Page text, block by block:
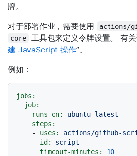
牌。
对于部署作业，需要使用
actions/
core 工具包来定义令牌设置。 有
建 JavaScript 操作”。
例如：
jobs:
job:
runs-on:
ubuntu-latest
steps:
-
uses:
actions/github-
id:
script
timeout-minutes:
10